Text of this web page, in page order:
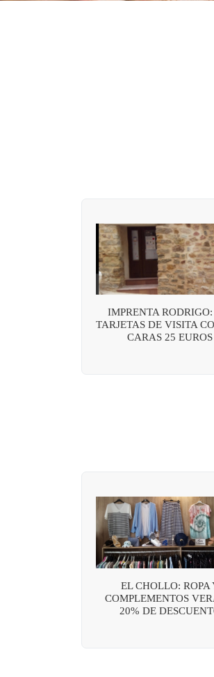
IMPRENTA
TARJETAS DE VISITA
CARAS 25 EUROS
EL CHOLLO: ROPA
COMPLEMENTOS
20% DE